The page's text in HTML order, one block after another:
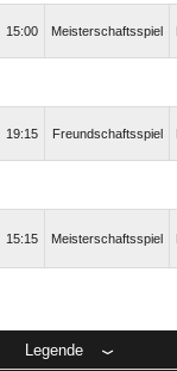
15:00 Meisterschaftsspiel
19:15 Freundschaftsspiel
15:15 Meisterschaftsspiel
Legende